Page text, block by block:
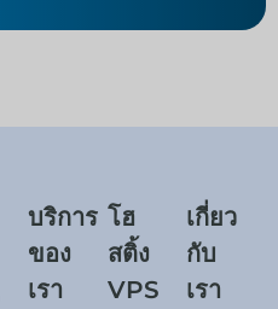
บริการ
ของ
เรา
โฮ
สติ้ง
VPS
เกี่ยว
กับ
เรา